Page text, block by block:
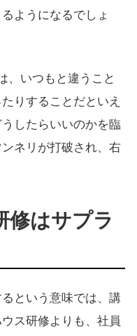
ようになるでしょ
、いつもと違うこと
りすることだといえ
したらいいのかを臨
ネリが打破され、右
修はサプラ
という意味では、講
ス研修よりも、社員